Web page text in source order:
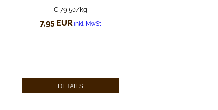
€ 79,50/kg
7,95 EUR inkl. MwSt
DETAILS